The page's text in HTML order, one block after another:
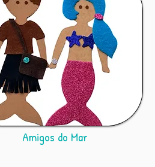
Amigos do Mar